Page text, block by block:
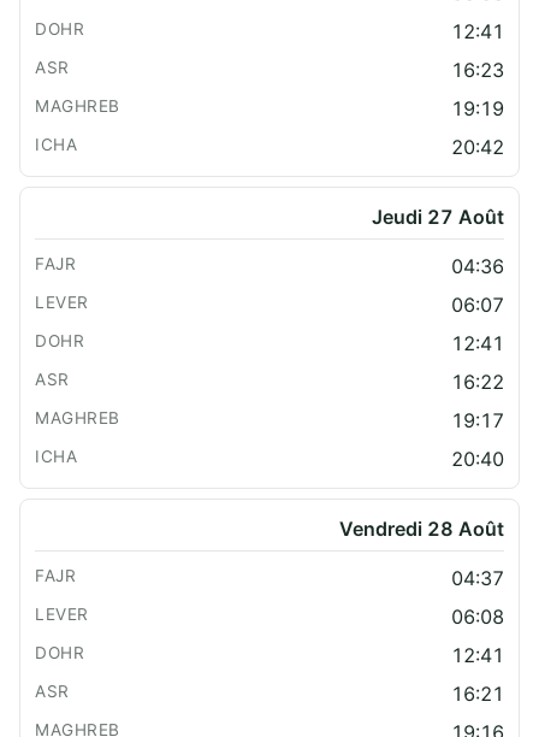
12:41
16:23
19:19
20:42
Jeudi 27 Août
04:36
06:07
12:41
16:22
19:17
20:40
Vendredi 28 Août
04:37
06:08
12:41
16:21
19:16